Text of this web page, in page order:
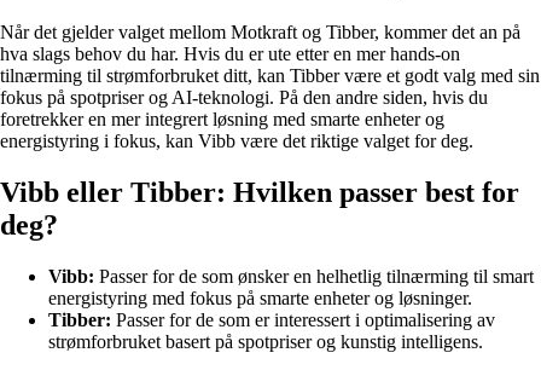
Når det gjelder valget mellom Motkraft og Tibber, kommer det an på
hva slags behov du har. Hvis du er ute etter en mer hands-on
tilnærming til strømforbruket ditt, kan Tibber være et godt valg med sin
fokus på spotpriser og AI-teknologi. På den andre siden, hvis du
foretrekker en mer integrert løsning med smarte enheter og
energistyring i fokus, kan Vibb være det riktige valget for deg.
Vibb eller Tibber: Hvilken passer best for
deg?
Vibb: Passer for de som ønsker en helhetlig tilnærming til smart
energistyring med fokus på smarte enheter og løsninger.
Tibber: Passer for de som er interessert i optimalisering av
strømforbruket basert på spotpriser og kunstig intelligens.